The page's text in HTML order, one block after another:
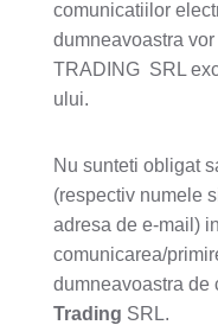
comunicatiilor
dumneavoastra
TRADING SRL
ului.
Nu sunteti obligat
(respectiv numele
adresa de e-mail)
comunicarea/
dumneavoastra de
Trading SRL.